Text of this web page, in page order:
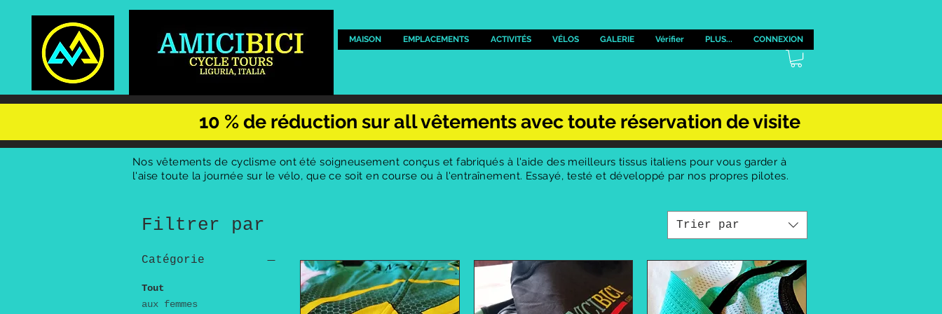
MAISON EMPLACEMENTS ACTIVITÉS VÉLOS GALERIE Vérifier PLUS... CONNEXION
10 % de réduction sur all vêtements avec toute réservation de visite
Nos vêtements de cyclisme ont été soigneusement conçus et fabriqués à l'aide des meilleurs tissus italiens pour vous garder à
l'aise toute la journée sur le vélo, que ce soit en course ou à l'entraînement. Essayé, testé et développé par nos propres pilotes.
Filtrer par
Catégorie
Tout
aux femmes
Trier par